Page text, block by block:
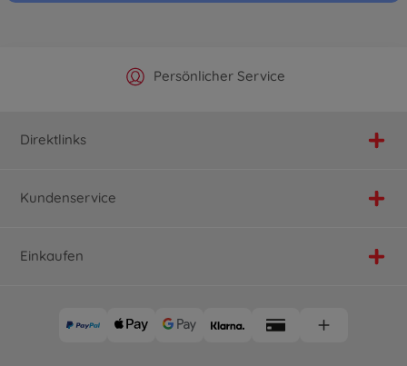
Offizieller Hersteller Shop
Persönlicher Service
Versandkostenfrei ab 25€
Schnelle Lieferung
Direktlinks
Kundenservice
Einkaufen